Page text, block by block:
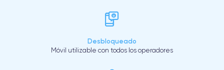
Desbloqueado
Móvil utilizable con todos los operadores